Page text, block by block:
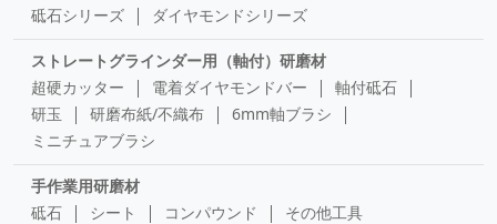
砥石シリーズ
ダイヤモンドシリーズ
ストレートグラインダー用（軸付）研磨材
超硬カッター
電着ダイヤモンドバー
軸付砥石
研玉
研磨布紙/不織布
6mm軸ブラシ
ミニチュアブラシ
手作業用研磨材
砥石
シート コンパウンド その他工具